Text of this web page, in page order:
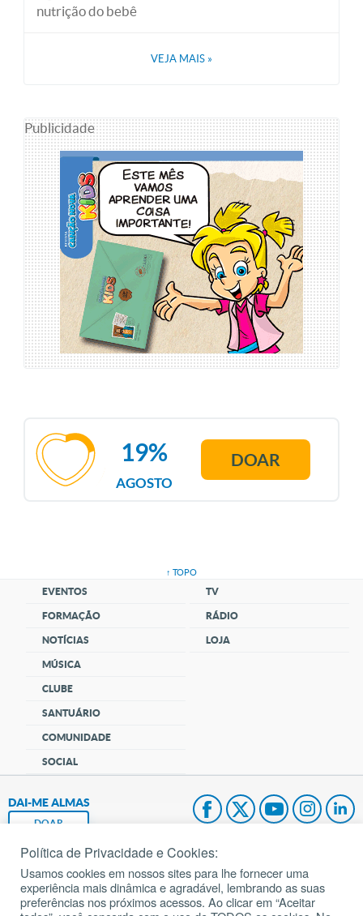
nutrição do bebê
VEJA MAIS »
Publicidade
AGOSTO
19% DOAR
↑ TOPO
EVENTOS
FORMAÇÃO
NOTÍCIAS
MÚSICA
CLUBE
SANTUÁRIO
COMUNIDADE
SOCIAL
TV
RÁDIO
LOJA
DAI-ME ALMAS
DOAR
Fundação João Paulo II
Pedido de Oração
Política de Privacidade e Cookies:
Usamos cookies em nossos sites para lhe fornecer uma
experiência mais dinâmica e agradável, lembrando as suas
preferências nos próximos acessos. Ao clicar em “Aceitar